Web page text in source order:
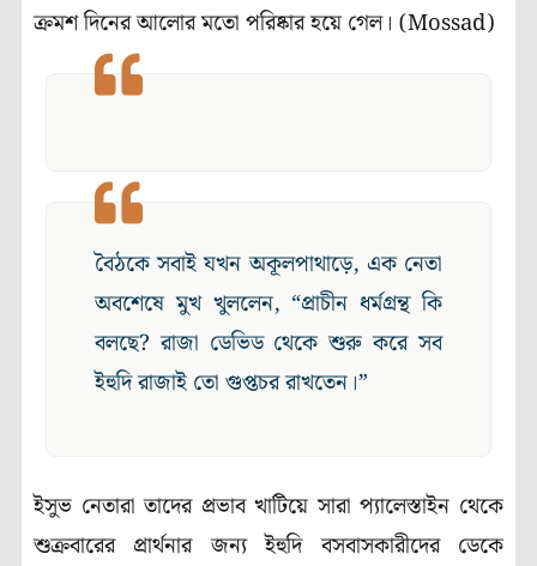
ক্রমশ দিনের আলোর মতো পরিষ্কার হয়ে গেল। (Mossad)
বৈঠকে সবাই যখন অকূলপাথাড়ে, এক নেতা
অবশেষে মুখ খুললেন, “প্রাচীন ধর্মগ্রন্থ কি
বলছে? রাজা ডেভিড থেকে শুরু করে সব
ইহুদি রাজাই তো গুপ্তচর রাখতেন।”
ইসুভ নেতারা তাদের প্রভাব খাটিয়ে সারা প্যালেস্তাইন থেকে
শুক্রবারের প্রার্থনার জন্য ইহুদি বসবাসকারীদের ডেকে